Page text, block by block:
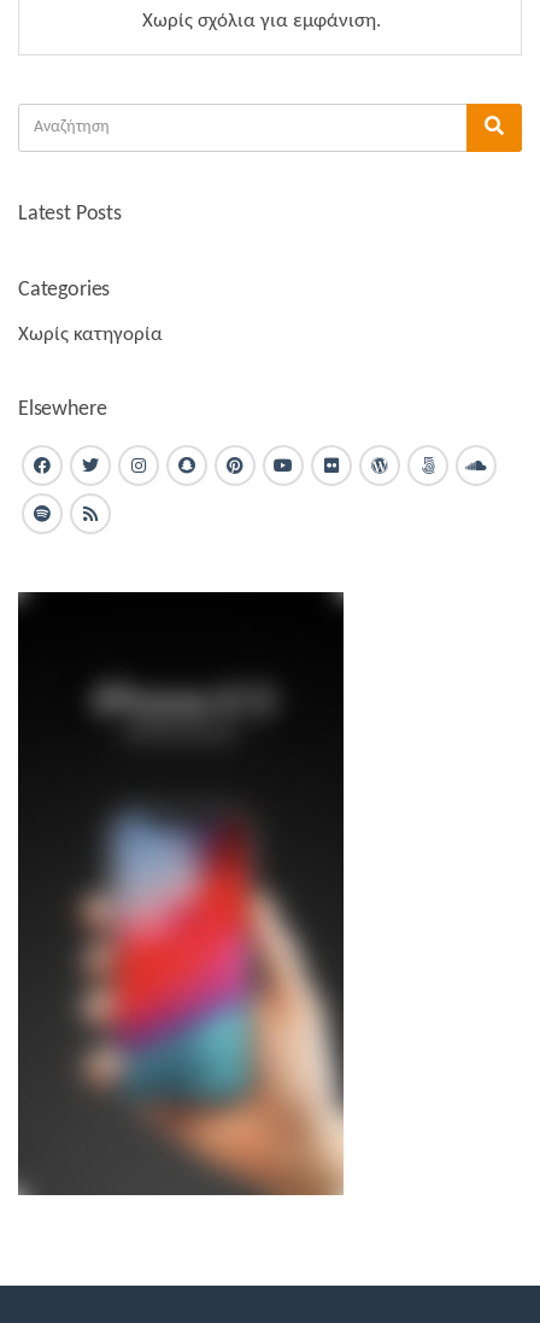
Χωρίς σχόλια για εμφάνιση.
Αναζήτηση
για:
Latest Posts
Categories
Χωρίς κατηγορία
Elsewhere